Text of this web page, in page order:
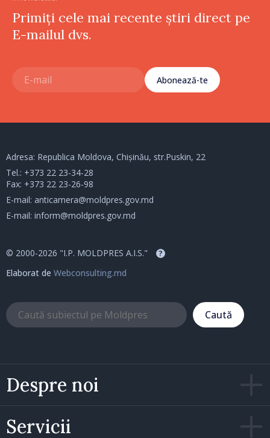
Primiți cele mai recente știri direct pe
E-mailul dvs.
Abonează-te
Despre noi
Servicii
Adresa: Republica Moldova, Chișinău, str.Puskin, 22
Tel.: +373 22 23-34-28
Fax: +373 22 23-26-98
E-mail: anticamera@moldpres.gov.md
E-mail: inform@moldpres.gov.md
© 2000-2026 "I.P. MOLDPRES A.I.S." ?
Elaborat de Webconsulting.md
Caută